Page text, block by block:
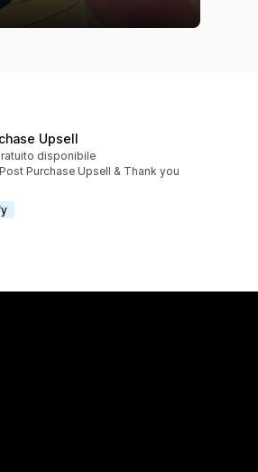
Upsell
disponibile
Purchase Upsell & Thank you